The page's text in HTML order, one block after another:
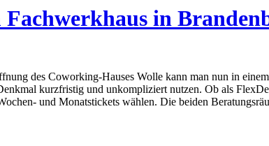
in
des Coworking-Hauses Wolle kann man nun in
kurzfristig und unkompliziert nutzen. Ob als
und Monatstickets wählen. Die beiden